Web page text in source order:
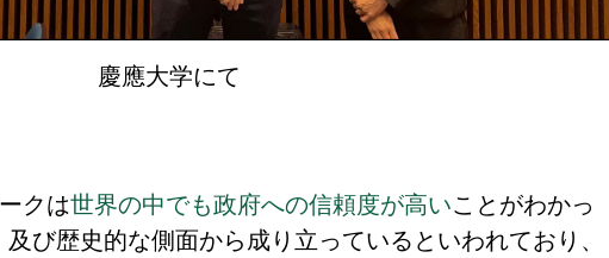
慶應大学にて
クは世界の中でも政府への信頼度が高いことがわかっ
び歴史的な側面から成り立っているといわれており、